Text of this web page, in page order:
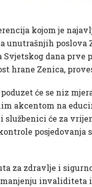
kojom je
poslova
Svjetskog dana
hrane Zenica,
će se niz
akcentom na
će za
posjedovanja
za zdravlje i
invaliditeta